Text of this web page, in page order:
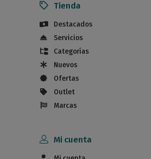
Tienda
Destacados
Servicios
Categorías
Nuevos
Ofertas
Outlet
Marcas
Mi cuenta